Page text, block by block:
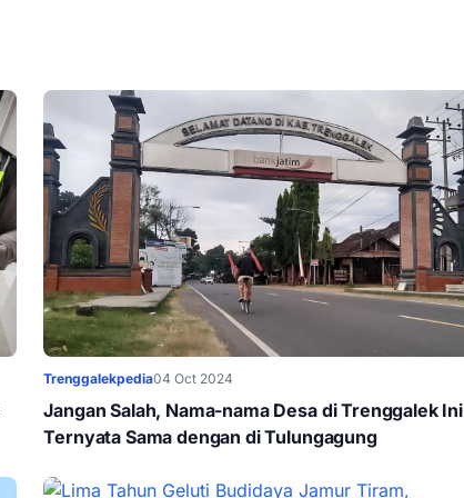
Trenggalekpedia04 Oct 2024
Jangan Salah, Nama-nama Desa di Trenggalek Ini
Ternyata Sama dengan di Tulungagung